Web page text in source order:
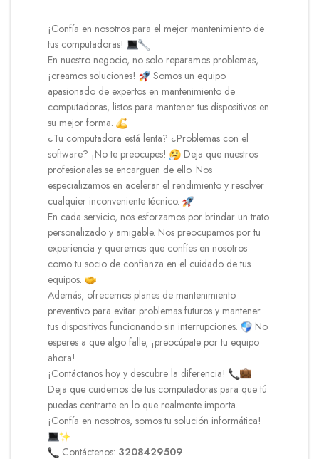
¡Confía en nosotros para el mejor mantenimiento de
tus computadoras!
En nuestro negocio, no solo reparamos problemas,
¡creamos soluciones!
Somos un equipo
apasionado de expertos en mantenimiento de
computadoras, listos para mantener tus dispositivos en
su mejor forma.
¿Tu computadora está lenta? ¿Problemas con el
software? ¡No te preocupes!
Deja que nuestros
profesionales se encarguen de ello. Nos
especializamos en acelerar el rendimiento y resolver
cualquier inconveniente técnico.
En cada servicio, nos esforzamos por brindar un trato
personalizado y amigable. Nos preocupamos por tu
experiencia y queremos que confíes en nosotros
como tu socio de confianza en el cuidado de tus
equipos.
Además, ofrecemos planes de mantenimiento
preventivo para evitar problemas futuros y mantener
tus dispositivos funcionando sin interrupciones.
No
esperes a que algo falle, ¡preocúpate por tu equipo
ahora!
¡Contáctanos hoy y descubre la diferencia!
Deja que cuidemos de tus computadoras para que tú
puedas centrarte en lo que realmente importa.
¡Confía en nosotros, somos tu solución informática!
Contáctenos: 3208429509